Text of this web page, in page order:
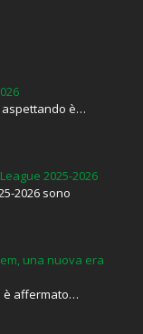
aspettando è…
2025-2026
2026 sono
una nuova era
è affermato…